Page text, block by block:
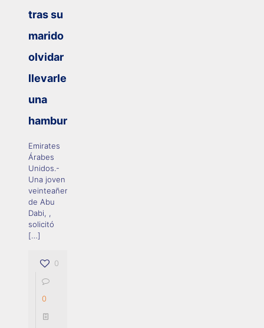
tras su
marido
olvidar
llevarle
una
hamburguesa
Emirates
Árabes
Unidos.-
Una joven
veinteañera
de Abu
Dabi, ,
solicitó
[…]
0
0